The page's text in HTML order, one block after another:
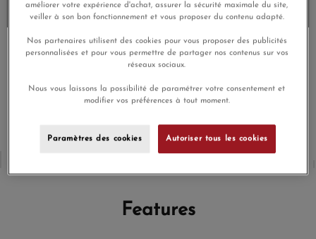
Stock verification...
Livraison gratuite
Paiement en plusieurs
Paiement sécurisé Livraison gratuite
Features
améliorer votre expérience d'achat, assurer la sécurité maximale du site,
veiller à son bon fonctionnement et vous proposer du contenu adapté.
Nos partenaires utilisent des cookies pour vous proposer des publicités
personnalisées et pour vous permettre de partager nos contenus sur vos
réseaux sociaux.
Nous vous laissons la possibilité de paramétrer votre consentement et
modifier vos préférences à tout moment.
Paramètres des cookies Autoriser tous les cookies